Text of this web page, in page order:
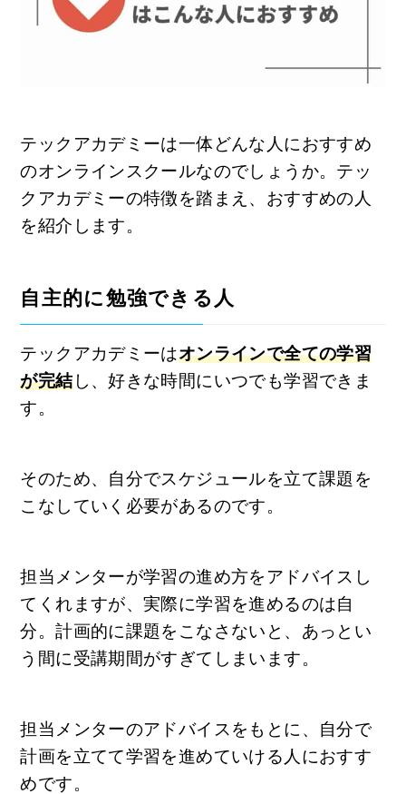
テックアカデミーは一体どんな人におすすめ
のオンラインスクールなのでしょうか。テッ
クアカデミーの特徴を踏まえ、おすすめの人
を紹介します。
自主的に勉強できる人
テックアカデミーはオンラインで全ての学習
が完結し、好きな時間にいつでも学習できま
す。
そのため、自分でスケジュールを立て課題を
こなしていく必要があるのです。
担当メンターが学習の進め方をアドバイスし
てくれますが、実際に学習を進めるのは自
分。計画的に課題をこなさないと、あっとい
う間に受講期間がすぎてしまいます。
担当メンターのアドバイスをもとに、自分で
計画を立てて学習を進めていける人におすす
めです。